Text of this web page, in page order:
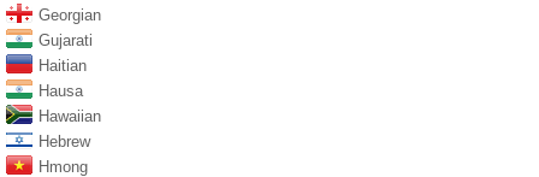
Georgian
Gujarati
Haitian
Hausa
Hawaiian
Hebrew
Hmong